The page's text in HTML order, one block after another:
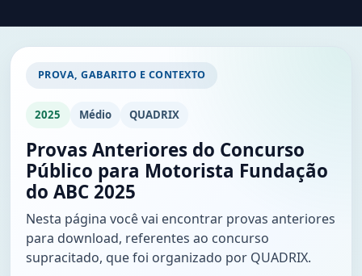
PROVA, GABARITO E CONTEXTO
2025 Médio QUADRIX
Provas Anteriores do Concurso
Público para Motorista Fundação
do ABC 2025
Nesta página você vai encontrar provas anteriores
para download, referentes ao concurso
supracitado, que foi organizado por QUADRIX.